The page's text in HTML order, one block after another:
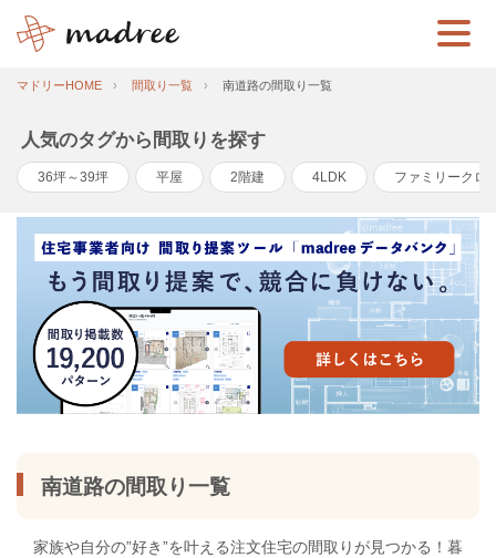
マドリーHOME 間取り一覧 南道路の間取り一覧
人気のタグから間取りを探す
36坪～39坪 平屋 2階建 4LDK ファミリークロ
南道路の間取り一覧
家族や自分の”好き”を叶える注文住宅の間取りが見つかる！暮